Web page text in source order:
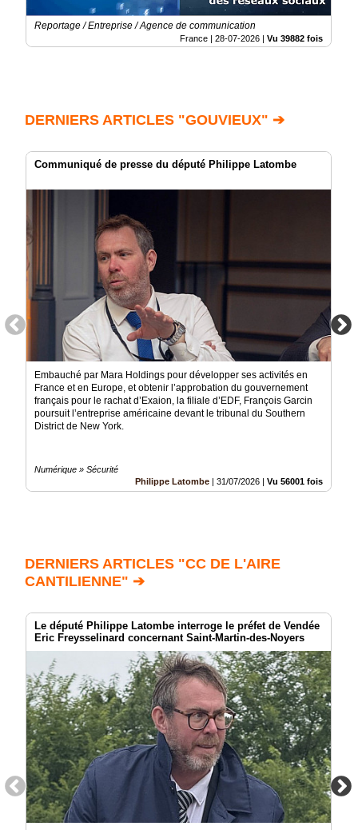
Reportage / Entreprise / Agence de communication
France | 28-07-2026 | Vu 39882 fois
DERNIERS ARTICLES "GOUVIEUX" ➔
Communiqué de presse du député Philippe Latombe
Embauché par Mara Holdings pour développer ses activités en
France et en Europe, et obtenir l’approbation du gouvernement
français pour le rachat d’Exaion, la filiale d’EDF, François Garcin
poursuit l’entreprise américaine devant le tribunal du Southern
District de New York.
Numérique » Sécurité
Philippe Latombe
31/07/2026 Vu 56001 fois
DERNIERS ARTICLES "CC DE L'AIRE
CANTILIENNE" ➔
Le député Philippe Latombe interroge le préfet de Vendée
Eric Freysselinard concernant Saint-Martin-des-Noyers